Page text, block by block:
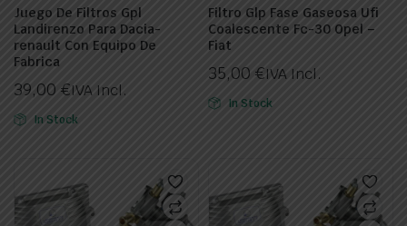
Juego De Filtros Gpl
Landirenzo Para Dacia-
renault Con Equipo De
Fabrica
39,00 €IVA Incl.
In Stock
Filtro Glp Fase Gaseosa Ufi
Coalescente Fc-30 Opel –
Fiat
35,00 €IVA Incl.
In Stock